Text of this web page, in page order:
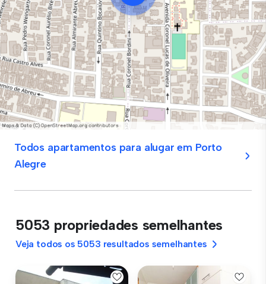
Todos apartamentos para alugar em Porto
Alegre
5053 propriedades semelhantes
Veja todos os 5053 resultados semelhantes